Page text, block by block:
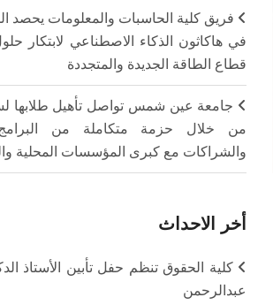
فريق كلية الحاسبات والمعلومات يحصد
في هاكاثون الذكاء الاصطناعي لابتكار
قطاع الطاقة الجديدة والمتجددة
جامعة عين شمس تواصل تأهيل طلابها
من خلال حزمة متكاملة من البرامج
والشراكات مع كبرى المؤسسات المحلية
أخر الاحداث
كلية الحقوق تنظم حفل تأبين الأستاذ
عبدالرحمن